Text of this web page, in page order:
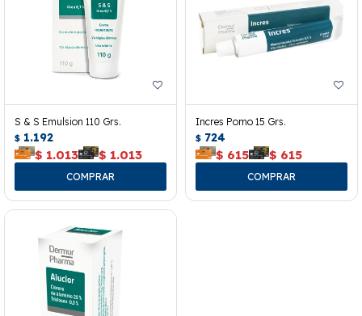
S & S Emulsion 110 Grs.
$ 1.192
$ 1.013 $ 1.013
Incres Pomo 15 Grs.
$ 724
$ 615 $ 615